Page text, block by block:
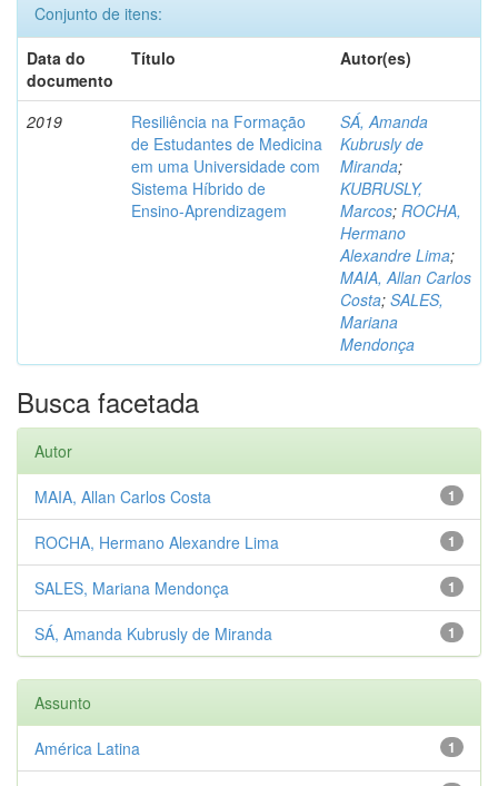
Conjunto de itens:
Data do
documento
Título Autor(es)
2019
Resiliência na Formação
de Estudantes de Medicina
em uma Universidade com
Sistema Híbrido de
Ensino-Aprendizagem
SÁ, Amanda
Kubrusly de
Miranda;
KUBRUSLY,
Marcos; ROCHA,
Hermano
Alexandre Lima;
MAIA, Allan Carlos
Costa; SALES,
Mariana
Mendonça
Busca facetada
Autor
1
MAIA, Allan Carlos Costa
1
ROCHA, Hermano Alexandre Lima
1
SALES, Mariana Mendonça
1
SÁ, Amanda Kubrusly de Miranda
Assunto
1
América Latina